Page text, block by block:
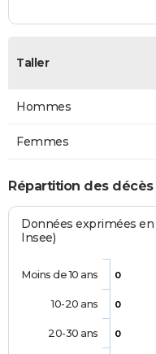
Taller
Hommes
Femmes
Répartition des
Données exprimées
Insee)
0
0
0
Moins de 10 ans
10-20 ans
20-30 ans